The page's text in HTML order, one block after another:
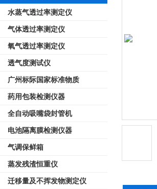
水蒸气透过率测定仪
气体透过率测定仪
氧气透过率测定仪
透气度测试仪
广州标际国家标准物质
药用包装检测仪器
全自动吸嘴袋封管机
电池隔离膜检测仪器
气调保鲜箱
蒸发残渣恒重仪
迁移量及不挥发物测定仪